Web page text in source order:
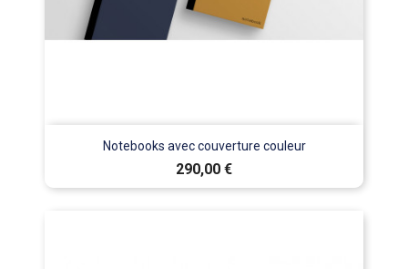
Notebooks avec couverture couleur
Prix
290,00 €